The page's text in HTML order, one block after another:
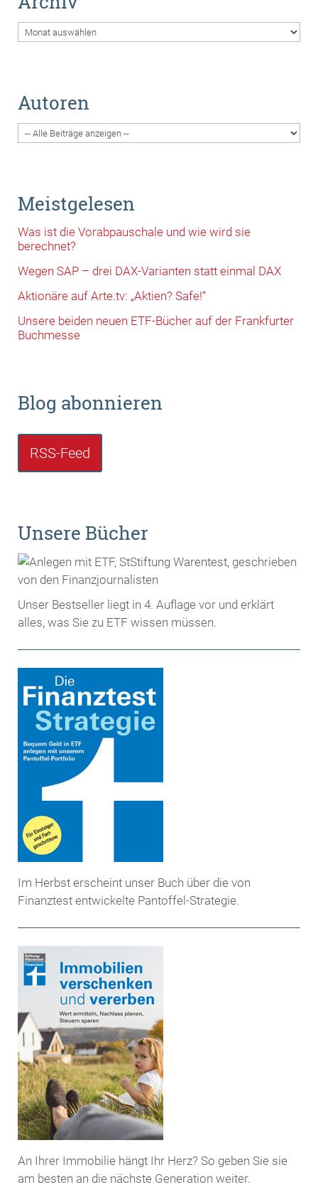
Archiv
Autoren
Meistgelesen
Was ist die Vorabpauschale und wie wird sie
berechnet?
Wegen SAP – drei DAX-Varianten statt einmal DAX
Aktionäre auf Arte.tv: „Aktien? Safe!“
Unsere beiden neuen ETF-Bücher auf der Frankfurter
Buchmesse
Blog abonnieren
RSS-Feed
Unsere Bücher
Unser Bestseller liegt in 4. Auflage vor und erklärt
alles, was Sie zu ETF wissen müssen.
Im Herbst erscheint unser Buch über die von
Finanztest entwickelte Pantoffel-Strategie.
An Ihrer Immobilie hängt Ihr Herz? So geben Sie sie
am besten an die nächste Generation weiter.